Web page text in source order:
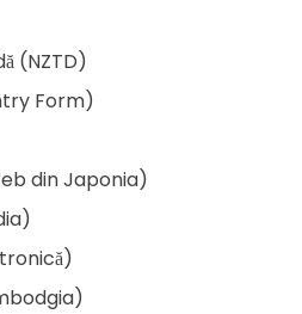
(NZTD)
Form)
din Japonia)